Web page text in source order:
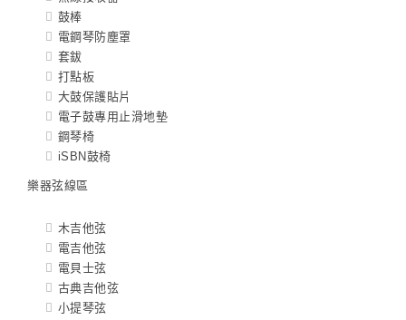
鼓棒
電鋼琴防塵罩
套鈸
打點板
大鼓保護貼片
電子鼓專用止滑地墊
鋼琴椅
iSBN鼓椅
樂器弦線區
木吉他弦
電吉他弦
電貝士弦
古典吉他弦
小提琴弦